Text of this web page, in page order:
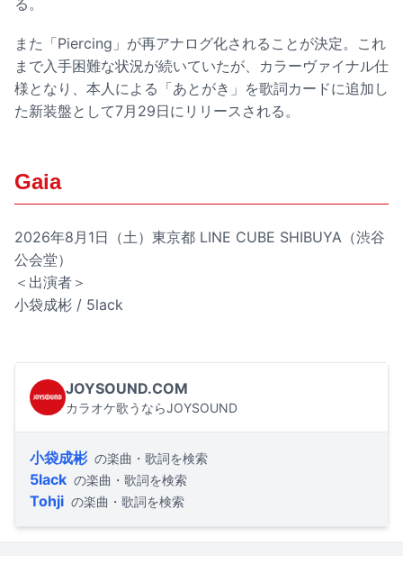
また「Piercing」が再アナログ化されることが決定。これ
まで入手困難な状況が続いていたが、カラーヴァイナル仕
様となり、本人による「あとがき」を歌詞カードに追加し
た新装盤として7月29日にリリースされる。
Gaia
2026年8月1日（土）東京都 LINE CUBE SHIBUYA（渋谷
公会堂）
＜出演者＞
小袋成彬 / 5lack
JOYSOUND.COM
カラオケ歌うならJOYSOUND
小袋成彬 の楽曲・歌詞を検索
5lack の楽曲・歌詞を検索
Tohji の楽曲・歌詞を検索